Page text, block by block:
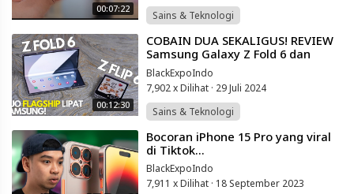
00:07:22
Sains & Teknologi
00:12:30
⁣COBAIN DUA SEKALIGUS! REVIEW
Samsung Galaxy Z Fold 6 dan
Galaxy Z Flip 6 Indonesia! Pilih
Yang MANA?
BlackExpoIndo
7,902 x Dilihat · 29 Juli 2024
Sains & Teknologi
⁣Bocoran iPhone 15 Pro yang viral
di Tiktok...
BlackExpoIndo
7,911 x Dilihat · 18 September 2023